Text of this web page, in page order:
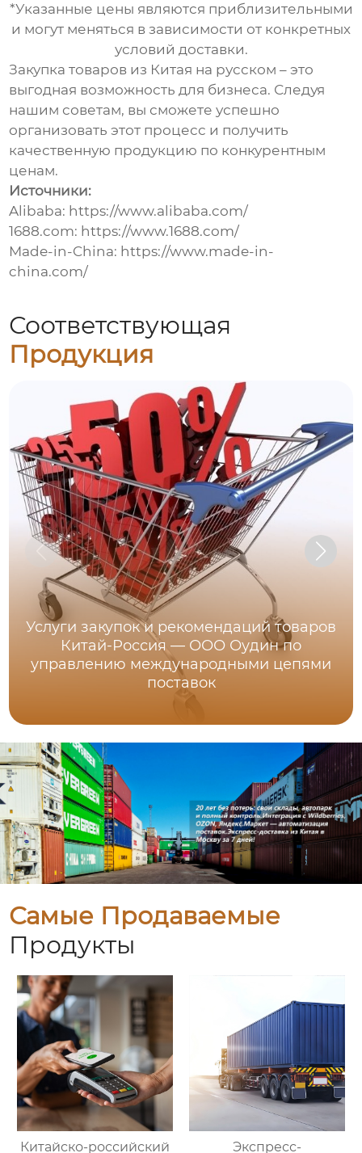
*Указанные цены являются приблизительными
и могут меняться в зависимости от конкретных
условий доставки.
Закупкатоваров из Китая на русском – это
выгодная возможность для бизнеса. Следуя
нашим советам, вы сможете успешно
организовать этот процесс и получить
качественную продукцию по конкурентным
ценам.
Источники:
Alibaba: https://www.alibaba.com/
1688.com: https://www.1688.com/
Made-in-China: https://www.made-in-
china.com/
Соответствующая
Продукция
Услуги закупок и рекомендаций товаров
Китай-Россия — ООО Оудин по
управлению международными цепями
поставок
Самые Продаваемые
Продукты
Китайско-российский Экспресс-